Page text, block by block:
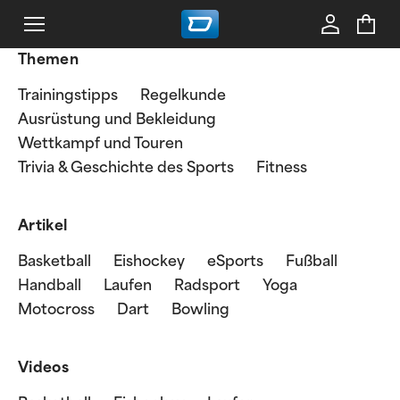
Themen
Trainingstipps
Regelkunde
Ausrüstung und Bekleidung
Wettkampf und Touren
Trivia & Geschichte des Sports
Fitness
Artikel
Basketball Eishockey eSports
Fußball
Handball
Laufen Radsport
Yoga
Motocross
Dart Bowling
Videos